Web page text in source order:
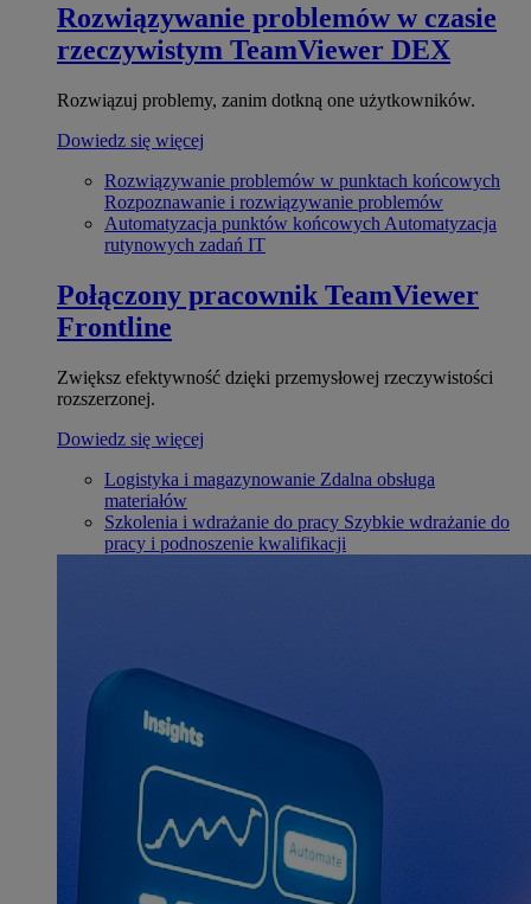
Rozwiązywanie problemów w czasie
rzeczywistym TeamViewer DEX
Rozwiązuj problemy, zanim dotkną one użytkowników.
Dowiedz się więcej
Rozwiązywanie problemów w punktach końcowych
Rozpoznawanie i rozwiązywanie problemów
Automatyzacja punktów końcowych Automatyzacja
rutynowych zadań IT
Połączony pracownik TeamViewer
Frontline
Zwiększ efektywność dzięki przemysłowej rzeczywistości
rozszerzonej.
Dowiedz się więcej
Logistyka i magazynowanie Zdalna obsługa
materiałów
Szkolenia i wdrażanie do pracy Szybkie wdrażanie do
pracy i podnoszenie kwalifikacji